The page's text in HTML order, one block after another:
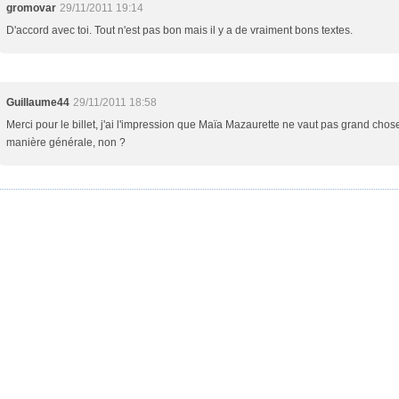
gromovar 29/11/2011 19:14
D'accord avec toi. Tout n'est pas bon mais il y a de vraiment bons textes.
Guillaume44 29/11/2011 18:58
Merci pour le billet, j'ai l'impression que Maïa Mazaurette ne vaut pas grand
manière générale, non ?